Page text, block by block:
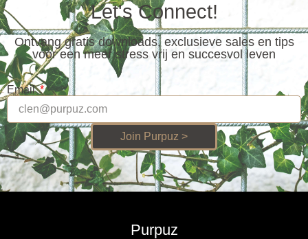
Let's Connect!
Ontvang gratis downloads, exclusieve sales en tips
voor een meer stress vrij en succesvol leven
Email
Join Purpuz >
Purpuz